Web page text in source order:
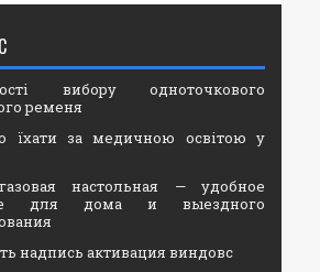
вибору одноточкового
ременя
їхати за медичною освітою у
настольная — удобное
для дома и выездного
надпись активация виндовс